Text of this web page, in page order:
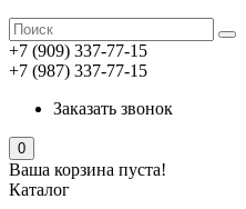
+7 (909) 337-77-15
+7 (987) 337-77-15
Заказать звонок
0
Ваша корзина пуста!
Каталог